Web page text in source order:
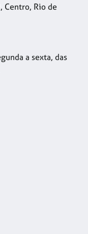
Centro, Rio de
a sexta, das